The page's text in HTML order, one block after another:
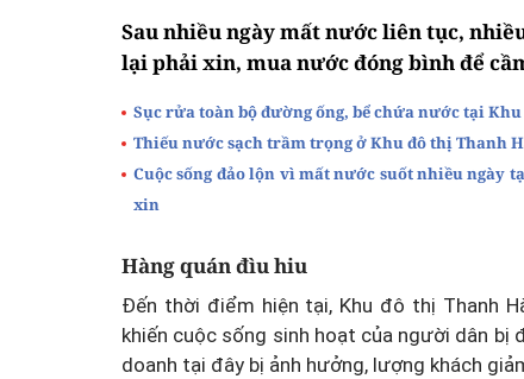
Sau nhiều ngày mất nước liên tục,
lại phải xin, mua nước đóng bình để
Sục rửa toàn bộ đường ống, bể chứa nước tại
Thiếu nước sạch trầm trọng ở Khu đô thị Thanh
Cuộc sống đảo lộn vì mất nước suốt nhiều ngày
xin
Hàng quán đìu hiu
Đến thời điểm hiện tại, Khu đô thị Thanh
khiến cuộc sống sinh hoạt của người dân bị
doanh tại đây bị ảnh hưởng, lượng khách